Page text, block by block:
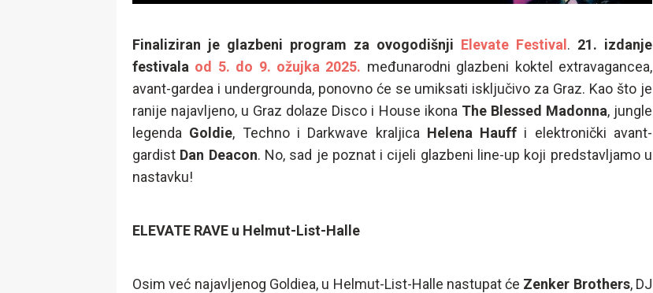
Finaliziran je glazbeni program za ovogodišnji Elevate Festival . 21. izdanje
festivala od 5. do 9. ožujka 2025. međunarodni glazbeni koktel extravagancea,
avant-gardea i undergrounda, ponovno će se umiksati isključivo za Graz. Kao što je
ranije najavljeno, u Graz dolaze Disco i House ikona The Blessed Madonna, jungle
legenda Goldie, Techno i Darkwave kraljica Helena Hauff i elektronički avant-
gardist Dan Deacon. No, sad je poznat i cijeli glazbeni line-up koji predstavljamo u
nastavku!
ELEVATE RAVE u Helmut-List-Halle
Osim već najavljenog Goldiea, u Helmut-List-Halle nastupat će Zenker Brothers, DJ